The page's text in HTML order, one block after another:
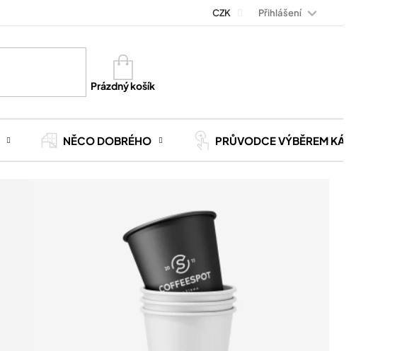
Kontakt Kariéra
CZK Přihlášení
Nákupní
košík
Prázdný košík
NĚCO DOBRÉHO PRŮVODCE VÝBĚREM KÁVY